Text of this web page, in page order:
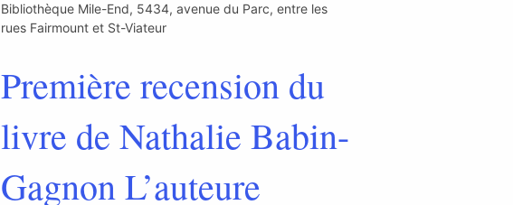
Bibliothèque Mile-End, 5434, avenue du Parc, entre les
rues Fairmount et St-Viateur
Première recension du
livre de Nathalie Babin-
Gagnon L’auteure